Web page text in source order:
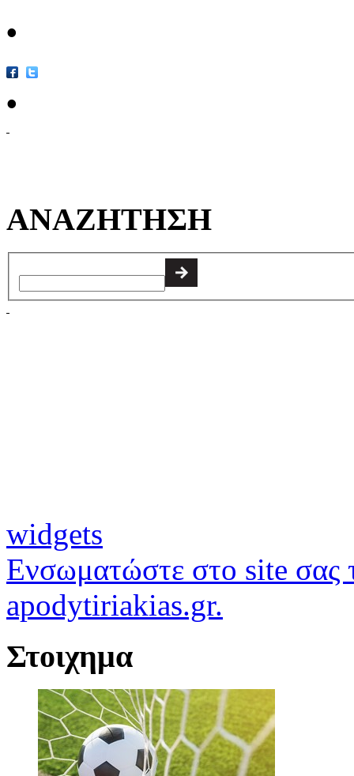
•
•
ΑΝΑΖΗΤΗΣΗ
widgets
Ενσωματώστε στο site σας
apodytiriakias.gr.
Στοιχημα